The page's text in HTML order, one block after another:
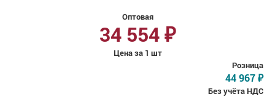
Оптовая
34 554 ₽
Цена за 1 шт
Розница
44 967 ₽
Без учёта НДС